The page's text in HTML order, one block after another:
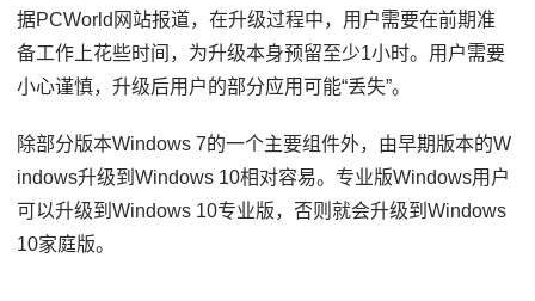
据PCWorld网站报道，在升级过程中，用户需要在前期准
备工作上花些时间，为升级本身预留至少1小时。用户需要
小心谨慎，升级后用户的部分应用可能“丢失”。
除部分版本Windows 7的一个主要组件外，由早期版本的W
indows升级到Windows 10相对容易。专业版Windows用户
可以升级到Windows 10专业版，否则就会升级到Windows
10家庭版。